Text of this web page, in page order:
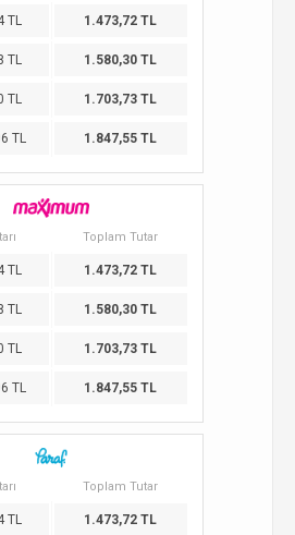
TL 1.473,72 TL
TL 1.580,30 TL
TL 1.703,73 TL
TL 1.847,55 TL
Toplam Tutar
TL 1.473,72 TL
TL 1.580,30 TL
TL 1.703,73 TL
TL 1.847,55 TL
Toplam Tutar
TL 1.473,72 TL